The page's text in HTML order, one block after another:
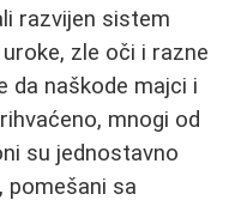
razvijen sistem
zle oči i razne
da naškode majci i
mnogi od
su jednostavno
, pomešani sa